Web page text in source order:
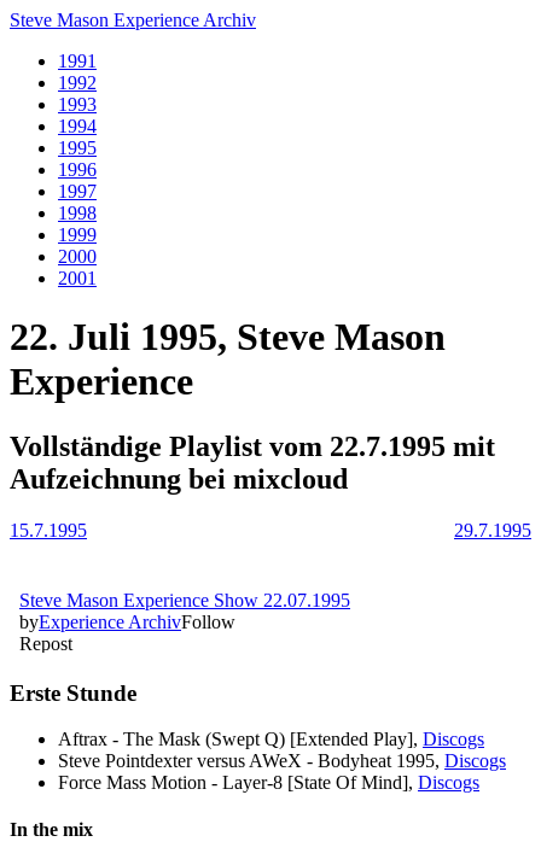
Steve Mason Experience Archiv
1991
1992
1993
1994
1995
1996
1997
1998
1999
2000
2001
22. Juli 1995, Steve Mason
Experience
Vollständige Playlist vom 22.7.1995 mit
Aufzeichnung bei mixcloud
15.7.1995 29.7.1995
Erste Stunde
Aftrax - The Mask (Swept Q) [Extended Play], Discogs
Steve Pointdexter versus AWeX - Bodyheat 1995, Discogs
Force Mass Motion - Layer-8 [State Of Mind], Discogs
In the mix